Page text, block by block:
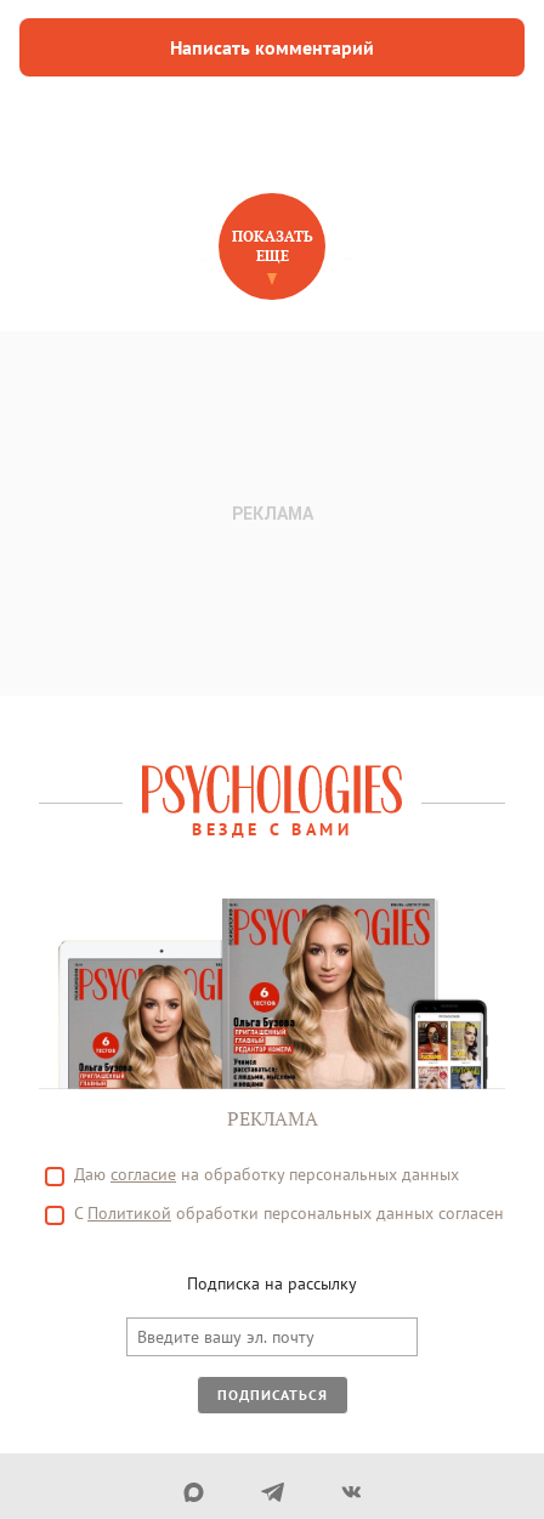
Написать комментарий
НОВОЕ НА САЙТЕ
ПОКАЗАТЬ
ЕЩЕ
ВЕЗДЕ С ВАМИ
РЕКЛАМА
Даю согласие на обработку персональных данных
С Политикой обработки персональных данных согласен
Подписка на рассылку
ПОДПИСАТЬСЯ